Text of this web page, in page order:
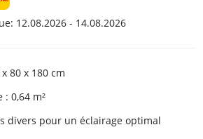
12.08.2026 - 14.08.2026
80 x 180 cm
0,64 m²
divers pour un éclairage optimal